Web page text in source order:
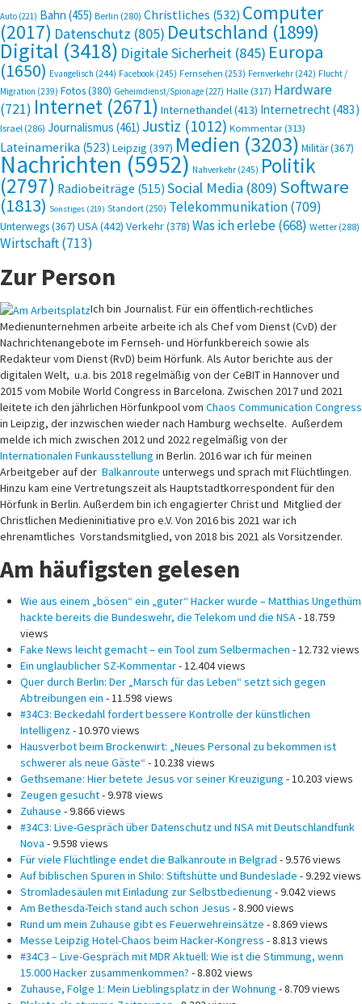
Auto (221) Bahn (455) Berlin (280) Christliches (532) Computer
(2017) Datenschutz (805) Deutschland (1899)
Digital (3418) Digitale Sicherheit (845) Europa
(1650) Evangelisch (244) Facebook (245) Fernsehen (253) Fernverkehr (242) Flucht /
Migration (239) Fotos(380) Geheimdienst/Spionage (227) Halle(317) Hardware
(721) Internet (2671) Internethandel(413) Internetrecht(483)
Israel (286) Journalismus (461) Justiz (1012) Kommentar(313)
Lateinamerika (523) Leipzig (397) Medien (3203) Militär(367)
Nachrichten(5952) Nahverkehr (245) Politik
(2797) Radiobeiträge (515) Social Media (809) Software
(1813) Sonstiges (219) Standort (250) Telekommunikation(709)
Unterwegs(367) USA(442) Verkehr(378) Was ich erlebe(668) Wetter (288)
Wirtschaft(713)
Zur Person
Ich bin Journalist. Für ein öffentlich-rechtliches
Medienunternehmen arbeite arbeite ich als Chef vom Dienst (CvD) der
Nachrichtenangebote im Fernseh- und Hörfunkbereich sowie als
Redakteur vom Dienst (RvD) beim Hörfunk. Als Autor berichte aus der
digitalen Welt, u.a. bis 2018 regelmäßig von der CeBIT in Hannover und
2015 vom Mobile World Congress in Barcelona. Zwischen 2017 und 2021
leitete ich den jährlichen Hörfunkpool vom Chaos Communication Congress
in Leipzig, der inzwischen wieder nach Hamburg wechselte. Außerdem
melde ich mich zwischen 2012 und 2022 regelmäßig von der
Internationalen Funkausstellung in Berlin. 2016 war ich für meinen
Arbeitgeber auf der Balkanroute unterwegs und sprach mit Flüchtlingen.
Hinzu kam eine Vertretungszeit als Hauptstadtkorrespondent für den
Hörfunk in Berlin. Außerdem bin ich engagierter Christ und Mitglied der
Christlichen Medieninitiative pro e.V. Von 2016 bis 2021 war ich
ehrenamtliches Vorstandsmitglied, von 2018 bis 2021 als Vorsitzender.
Am häufigsten gelesen
Wie aus einem „bösen“ ein „guter“ Hacker wurde – Matthias Ungethüm
hackte bereits die Bundeswehr, die Telekom und die NSA- 18.759
views
Fake News leicht gemacht – ein Tool zum Selbermachen - 12.732 views
Ein unglaublicher SZ-Kommentar- 12.404 views
Quer durch Berlin: Der „Marsch für das Leben“ setzt sich gegen
Abtreibungen ein - 11.598 views
#34C3: Beckedahl fordert bessere Kontrolle der künstlichen
Intelligenz- 10.970 views
Hausverbot beim Brockenwirt: „Neues Personal zu bekommen ist
schwerer als neue Gäste“- 10.238 views
Gethsemane: Hier betete Jesus vor seiner Kreuzigung - 10.203 views
Zeugen gesucht- 9.978 views
Zuhause - 9.866 views
#34C3: Live-Gespräch über Datenschutz und NSA mit Deutschlandfunk
Nova - 9.598 views
Für viele Flüchtlinge endet die Balkanroute in Belgrad - 9.576 views
Auf biblischen Spuren in Shilo: Stiftshütte und Bundeslade - 9.292 views
Stromladesäulen mit Einladung zur Selbstbedienung - 9.042 views
Am Bethesda-Teich stand auch schon Jesus - 8.900 views
Rund um mein Zuhause gibt es Feuerwehreinsätze - 8.869 views
Messe Leipzig Hotel-Chaos beim Hacker-Kongress - 8.813 views
#34C3 – Live-Gespräch mit MDR Aktuell: Wie ist die Stimmung, wenn
15.000 Hacker zusammenkommen? - 8.802 views
Zuhause, Folge 1: Mein Lieblingsplatz in der Wohnung - 8.709 views